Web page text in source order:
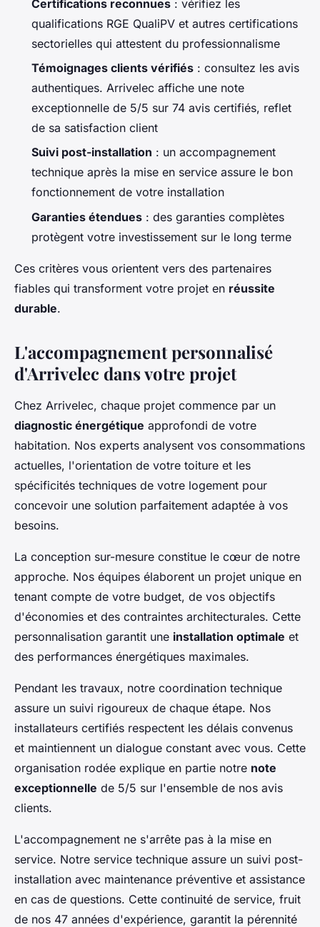
Certifications reconnues : vérifiez les
qualifications RGE QualiPV et autres certifications
sectorielles qui attestent du professionnalisme
Témoignages clients vérifiés : consultez les avis
authentiques. Arrivelec affiche une note
exceptionnelle de 5/5 sur 74 avis certifiés, reflet
de sa satisfaction client
Suivi post-installation : un accompagnement
technique après la mise en service assure le bon
fonctionnement de votre installation
Garanties étendues : des garanties complètes
protègent votre investissement sur le long terme
Ces critères vous orientent vers des partenaires
fiables qui transforment votre projet en réussite
durable.
L'accompagnement personnalisé
d'Arrivelec dans votre projet
Chez Arrivelec, chaque projet commence par un
diagnostic énergétique approfondi de votre
habitation. Nos experts analysent vos consommations
actuelles, l'orientation de votre toiture et les
spécificités techniques de votre logement pour
concevoir une solution parfaitement adaptée à vos
besoins.
La conception sur-mesure constitue le cœur de notre
approche. Nos équipes élaborent un projet unique en
tenant compte de votre budget, de vos objectifs
d'économies et des contraintes architecturales. Cette
personnalisation garantit une installation optimale et
des performances énergétiques maximales.
Pendant les travaux, notre coordination technique
assure un suivi rigoureux de chaque étape. Nos
installateurs certifiés respectent les délais convenus
et maintiennent un dialogue constant avec vous. Cette
organisation rodée explique en partie notre note
exceptionnelle de 5/5 sur l'ensemble de nos avis
clients.
L'accompagnement ne s'arrête pas à la mise en
service. Notre service technique assure un suivi post-
installation avec maintenance préventive et assistance
en cas de questions. Cette continuité de service, fruit
de nos 47 années d'expérience, garantit la pérennité